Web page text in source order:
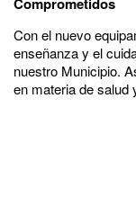
Con el nuevo
enseñanza y el
nuestro Municipio.
en materia de salud